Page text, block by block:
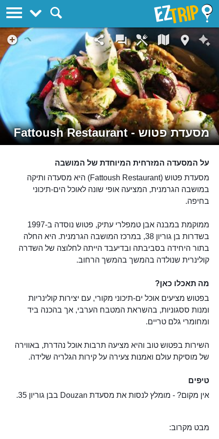
מסעדת פטוש - Fattoush Restaurant
על המסעדה המזרחית המיוחדת של המושבה
מסעדת פטוש (Fattoush Restaurant) היא מסעדה ותיקה
במושבה הגרמנית, המציעה אופי שונה לאוכל הים-תיכוני
בחיפה.
ממוקמת במבנה אבן טמפלרי עתיק, פטוש נוסדה ב-1997
בשדרות בן גוריון 38, במרכז המושבה הגרמנית. היא החלה
בתור היחידה בסביבתה ובדיעבד הייתה לחלוצה של השדרה
קולינרית שנולדה בהמשך בהמשך הרחוב.
מה תאכלו כאן?
בפטוש מציעים אוכל ים-תיכוני מקורי, עם יצירות קולינריות
ומנות ססגוניות, בהשראת המטבח הערבי, אך בהכנה ביד
ומחומרי גלם טריים.
השירות בפטוש טוב והיא מציעה תרבות אוכל נהדרת, באווירה
של מוסיקת עולם ואמנות צעירה על קירות הגלריה שלידה.
טיפים
אין מקום? - מומלץ לנסות את מסעדת Douzan בבן גוריון 35.
מבט מקרוב:
EZTrip